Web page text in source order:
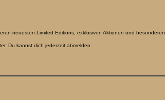
neuesten Limited Editions, exklusiven Aktionen und besonderen
Du kannst dich jederzeit abmelden.